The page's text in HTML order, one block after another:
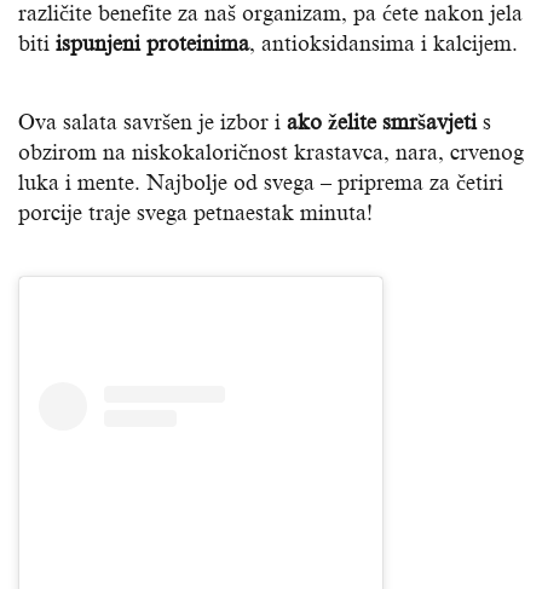
različite benefite za naš organizam, pa ćete nakon jela
biti ispunjeni proteinima, antioksidansima i kalcijem.
Ova salata savršen je izbor i ako želite smršavjetis
obzirom na niskokaloričnost krastavca, nara, crvenog
luka i mente. Najbolje od svega – priprema za četiri
porcije traje svega petnaestak minuta!